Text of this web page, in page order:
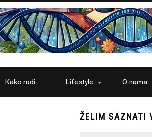
Kako radi… Lifestyle O nama
ŽELIM SAZNATI